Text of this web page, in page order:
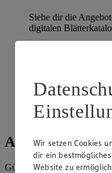
Siehe dir die
digitalen
Super Sommer
Prospekt Super
Angebote der
Gültig vom03.08.2026bis
Wir setzen Cookies
dir ein
Website zu